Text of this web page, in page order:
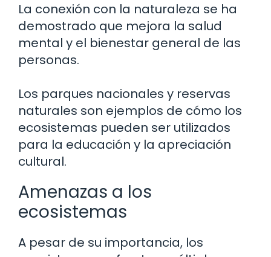
La conexión con la naturaleza se ha
demostrado que mejora la salud
mental y el bienestar general de las
personas.
Los parques nacionales y reservas
naturales son ejemplos de cómo los
ecosistemas pueden ser utilizados
para la educación y la apreciación
cultural.
Amenazas a los
ecosistemas
A pesar de su importancia, los